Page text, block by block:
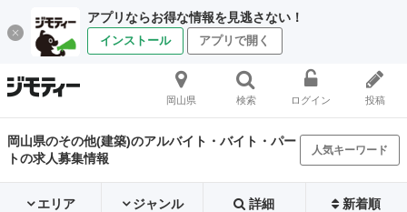
アプリならお得な情報を見逃さない！
インストール アプリで開く
岡山県 検索 ログイン 投稿
岡山県のその他(建築)のアルバイト・バイト・パー
トの求人募集情報
人気キーワード
エリア ジャンル 詳細 新着順